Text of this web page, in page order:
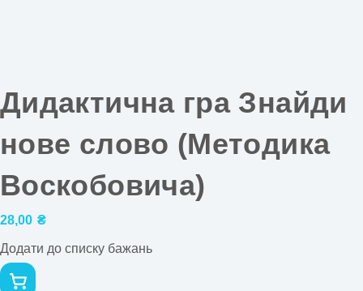
Дидактична гра Знайди
нове слово (Методика
Воскобовича)
28,00 ₴
Додати до списку бажань